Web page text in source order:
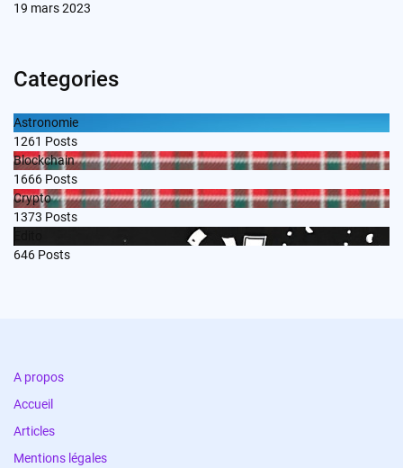
19 mars 2023
Categories
Astronomie
1261 Posts
Blockchain
1666 Posts
Crypto
1373 Posts
646 Posts
A propos
Accueil
Articles
Mentions légales